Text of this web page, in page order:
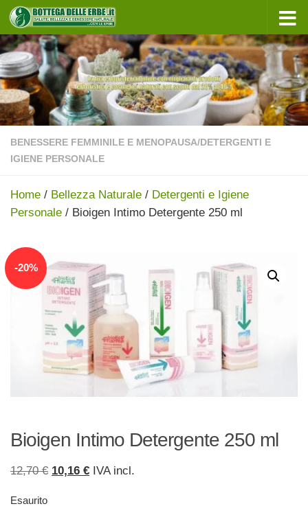
Sotto il contenuto
BENESSERE FEMMINILE E MENOPAUSA/DETERGENTI E
IGIENE PERSONALE
Home / Bellezza Naturale / Detergenti e Igiene
Personale / Bioigen Intimo Detergente 250 ml
-20%
Bioigen Intimo Detergente 250 ml
12,70€ Il
10,16 €IlIVA incl.
Esaurito